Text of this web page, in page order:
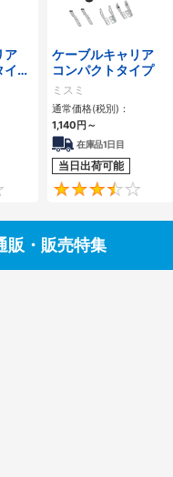
ア
イ
具
4.2
ケーブルキャリア
コンパクトタイプ
ミスミ
通常価格(税別)：
1,140 円 ～
在庫品1日目
当日出荷可能
販・販売特集